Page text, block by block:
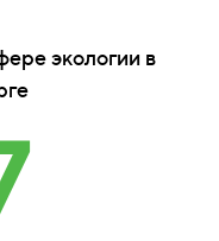
экологии в